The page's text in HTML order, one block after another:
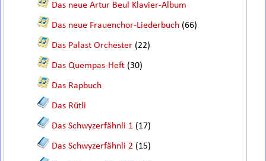
Das neue Artur Beul Klavier-Album
Das neue Frauenchor-Liederbuch (66)
Das Palast Orchester (22)
Das Quempas-Heft (30)
Das Rapbuch
Das Rütli
Das Schwyzerfähnli 1 (17)
Das Schwyzerfähnli 2 (15)